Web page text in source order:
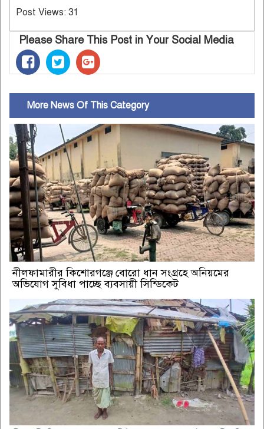
Post Views: 31
Please Share This Post in Your Social Media
More News Of This Category
নীলফামারীর কিশোরগঞ্জে বোরো ধান সংগ্রহে অনিয়মের
অভিযোগ সুবিধা পাচ্ছে ব্যবসায়ী সিন্ডিকেট